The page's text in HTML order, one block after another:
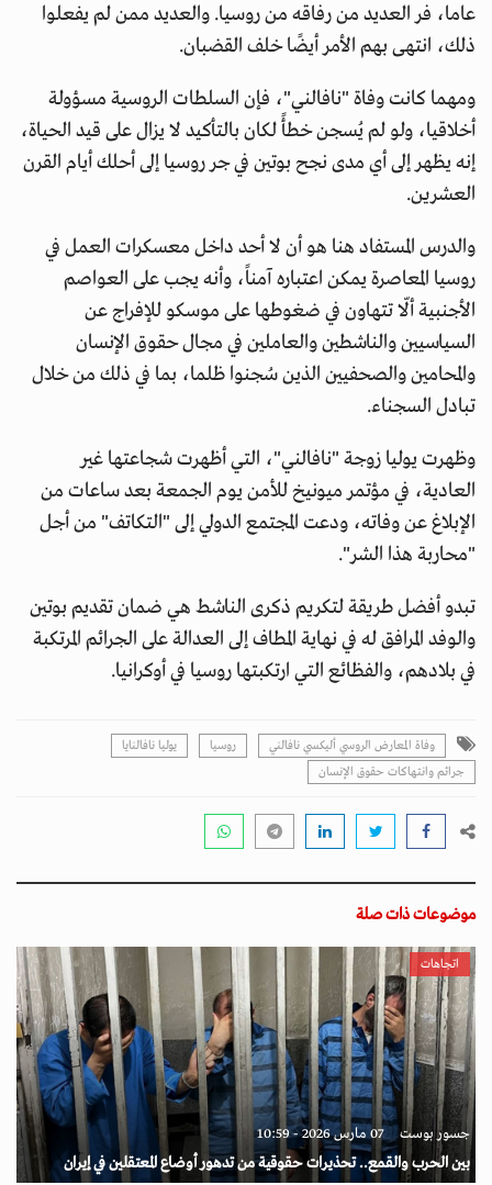
عاما، فر العديد من رفاقه من روسيا. والعديد ممن لم يفعلوا
ذلك، انتهى بهم الأمر أيضًا خلف القضبان.
ومهما كانت وفاة "نافالني"، فإن السلطات الروسية مسؤولة
أخلاقيا، ولو لم يُسجن خطأً لكان بالتأكيد لا يزال على قيد الحياة،
إنه يظهر إلى أي مدى نجح بوتين في جر روسيا إلى أحلك أيام القرن
العشرين.
والدرس المستفاد هنا هو أن لا أحد داخل معسكرات العمل في
روسيا المعاصرة يمكن اعتباره آمناً، وأنه يجب على العواصم
الأجنبية ألّا تتهاون في ضغوطها على موسكو للإفراج عن
السياسيين والناشطين والعاملين في مجال حقوق الإنسان
والمحامين والصحفيين الذين سُجنوا ظلما، بما في ذلك من خلال
تبادل السجناء.
وظهرت يوليا زوجة "نافالني"، التي أظهرت شجاعتها غير
العادية، في مؤتمر ميونيخ للأمن يوم الجمعة بعد ساعات من
الإبلاغ عن وفاته، ودعت المجتمع الدولي إلى "التكاتف" من أجل
"محاربة هذا الشر".
تبدو أفضل طريقة لتكريم ذكرى الناشط هي ضمان تقديم بوتين
والوفد المرافق له في نهاية المطاف إلى العدالة على الجرائم المرتكبة
في بلادهم، والفظائع التي ارتكبتها روسيا في أوكرانيا.
وفاة المعارض الروسي أليكسي نافالني روسيا
يوليا نافالنايا
جرائم وانتهاكات حقوق الإنسان
موضوعات ذات صلة
اتجاهات
جسور بوست 07 مارس 2026 - 10:59
بين الحرب والقمع.. تحذيرات حقوقية من تدهور أوضاع المعتقلين في إيران